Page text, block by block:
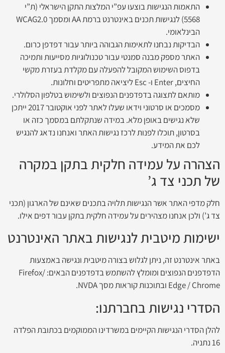
התאמות הנגישות בוצעו עפ”י המלצות התקן הישראלי (ת”י
5568) לנגישות תכנים באינטרנט ברמת AA ומסמך WCAG2.0
הבינלאומי.
הבדיקות נבחנו לתאימות הגבוהה ביותר עבור דפדפן כרום.
האתר מספק מבנה סמנטי עבור טכנולוגיות מסייעות ותמיכה
בדפוס השימוש המקובל להפעלה עם מקלדת בעזרת מקשי
החיצים, Enter ו- Esc ליציאה מתפריטים וחלונות.
מותאם לתצוגה בדפדפנים הנפוצים ולשימוש בטלפון הסלולרי.
מסמכים או סרטוני וידאו שעלו לאתר לפני אוקטובר 2017 ייתכן
שלא נגישים באופן מלא. במידה שנתקלתם במסמך כזה או
בסרטון, תוכלו לפנות לרכז נגישות האתר ואנחנו נדאג להנגיש
לכם את המידע.
הצהרה על עמידה חלקית בתקן במקרה
של תכני צד ג’
חלק מדפי האתר אשר הנגישות תלויה בתכנים שאינם של הארגון (תכני
צד ג’) ולכן אנחנו מצהירים על עמידה חלקית בתקן עבור דפים אילו.
ישימות מיטבית לנגישות באתר האינטרנט
באתר אינטרנט זה, ניתן לגלוש בצורה מיטבית ונגישה באמצעות
הדפדפנים הנפוצים ומומלץ להשתמש בדפדפנים הבאים: Firefox/
Edge / Chrome ובתוכנות קוראות מסך NVDA.
הסדרי נגישות בחברתנו:
להלן הסדרי הנגישות הקיימים במשרדינו הממוקמים בכתובת הפלדה
16 נתניה.